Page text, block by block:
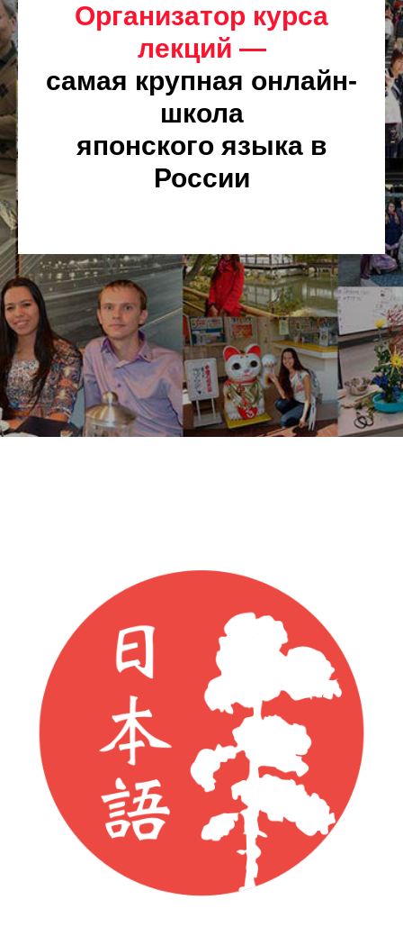
Организатор курса
лекций —
самая крупная онлайн-
школа
японского языка в
России